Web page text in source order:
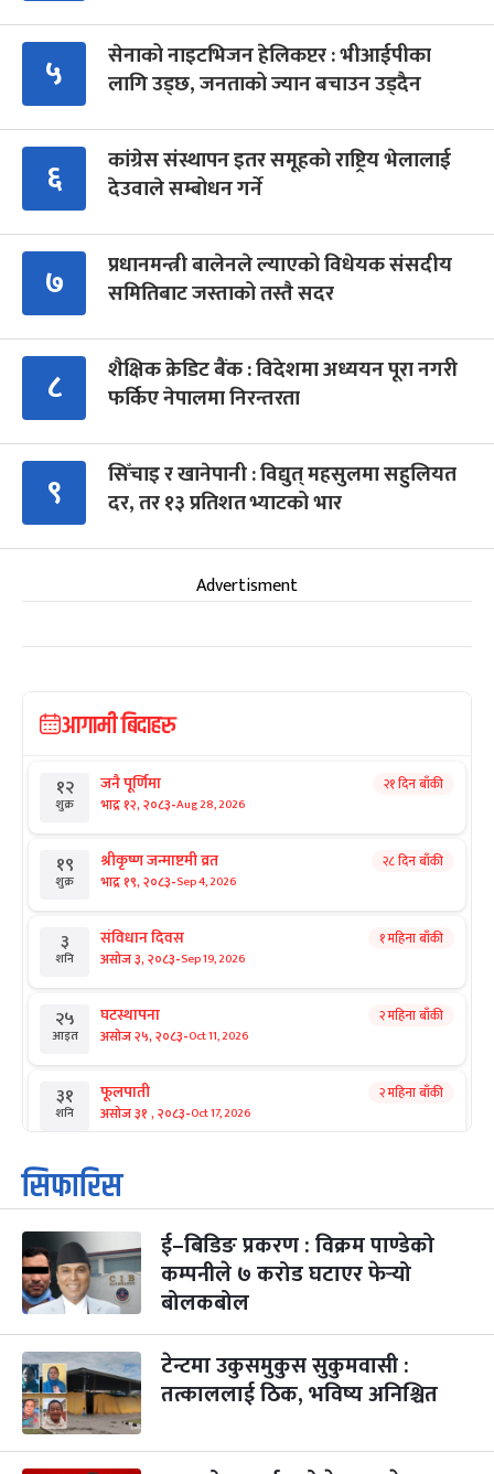
५
सेनाको नाइटभिजन हेलिकप्टर : भीआईपीका
लागि उड्छ, जनताको ज्यान बचाउन उड्दैन
६
कांग्रेस संस्थापन इतर समूहको राष्ट्रिय भेलालाई
देउवाले सम्बोधन गर्ने
७
प्रधानमन्त्री बालेनले ल्याएको विधेयक संसदीय
समितिबाट जस्ताको तस्तै सदर
८
शैक्षिक क्रेडिट बैंक : विदेशमा अध्ययन पूरा नगरी
फर्किए नेपालमा निरन्तरता
९
सिँचाइ र खानेपानी : विद्युत् महसुलमा सहुलियत
दर, तर १३ प्रतिशत भ्याटको भार
Advertisment
आगामी बिदाहरु
१२
शुक्र
जनै पूर्णिमा
भाद्र १२, २०८३-Aug 28, 2026
२१ दिन बाँकी
१९
शुक्र
श्रीकृष्ण जन्माष्टमी व्रत
भाद्र १९, २०८३-Sep 4, 2026
२८ दिन बाँकी
३
शनि
संविधान दिवस
असोज ३, २०८३-Sep 19, 2026
१ महिना बाँकी
२५
आइत
घटस्थापना
असोज २५, २०८३-Oct 11, 2026
२ महिना बाँकी
३१
शनि
फूलपाती
असोज ३१ , २०८३-Oct 17, 2026
२ महिना बाँकी
१
आइत
कार्तिक सङ्क्रान्ति
कार्तिक १, २०८३
३
मंगल
महानवमी
कार्तिक ३, २०८३-Oct 20, 2026
२ महिना बाँकी
४
५
बिहि
पापा‌ङ्कुशा एकादशी व्रत
कार्तिक ५, २०८३
२ महिना बाँकी
सिफारिस
ई–बिडिङ प्रकरण : विक्रम पाण्डेको
कम्पनीले ७ करोड घटाएर फेर्‍यो
बोलकबोल
टेन्टमा उकुसमुकुस सुकुमवासी :
तत्काललाई ठिक, भविष्य अनिश्चित